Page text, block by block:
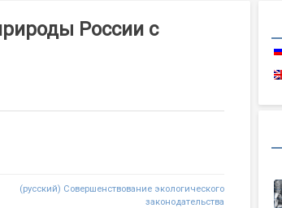
России с
(русский) Совершенствование экологического
законодательства